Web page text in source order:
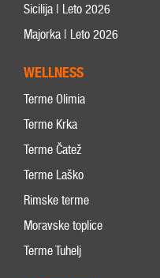
Sicilija | Leto 2026
Majorka | Leto 2026
WELLNESS
Terme Olimia
Terme Krka
Terme Čatež
Terme Laško
Rimske terme
Moravske toplice
Terme Tuhelj